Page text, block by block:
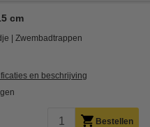
cm
Zwembadtrappen
en beschrijving
Bestellen